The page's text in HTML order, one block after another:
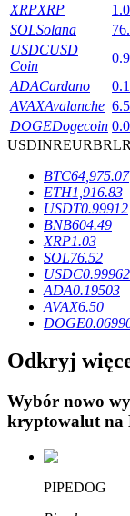
Elastyczne
tokenach
Blokady BTR
Ekskluzywne
Pożyczki
Usługa
XRPXRP
SOLSolana
USDCUSD
Coin
ADACardano
AVAXAvalanche
DOGEDogecoin
USDINREURBRL
BTC64,975.07
ETH1,916.83
USDT0.99912
BNB604.49
XRP1.03
SOL76.52
USDC0.99962
ADA0.19503
AVAX6.50
DOGE
Odkryj
Wybór nowo
kryptowalut na
PIPEDOG